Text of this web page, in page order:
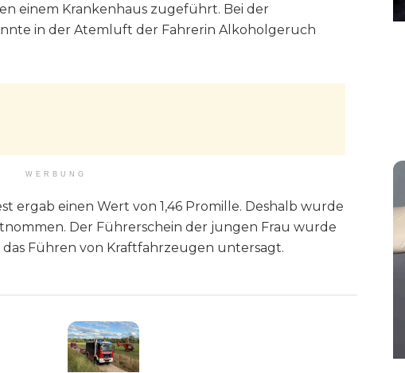
einem Krankenhaus zugeführt. Bei der
in der Atemluft der Fahrerin Alkoholgeruch
WERBUNG
einen Wert von 1,46 Promille. Deshalb wurde
Der Führerschein der jungen Frau wurde
Führen von Kraftfahrzeugen untersagt.